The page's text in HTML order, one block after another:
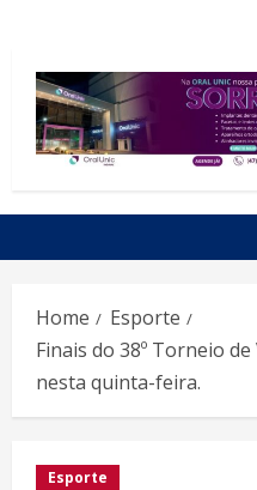
Home
Esporte
Finais do 38º Torneio
nesta quinta-feira.
Esporte